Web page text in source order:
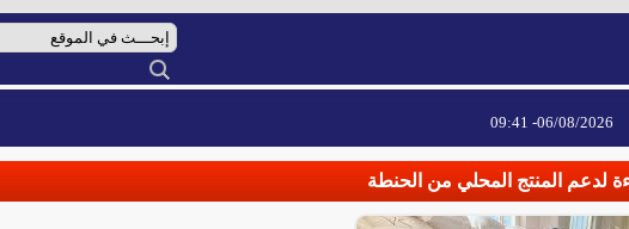
06/08/2026- 09:41
06/08/2026- 09:41
لدعم المنتج المحلي من الحنطة